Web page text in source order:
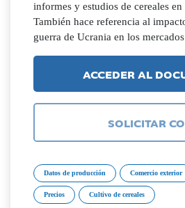
informes y estudios de cereales
También hace referencia al
guerra de Ucrania en los
ACCEDER AL
SOLICITAR
Datos de producción Comercio exterior
Precios Cultivo de cereales